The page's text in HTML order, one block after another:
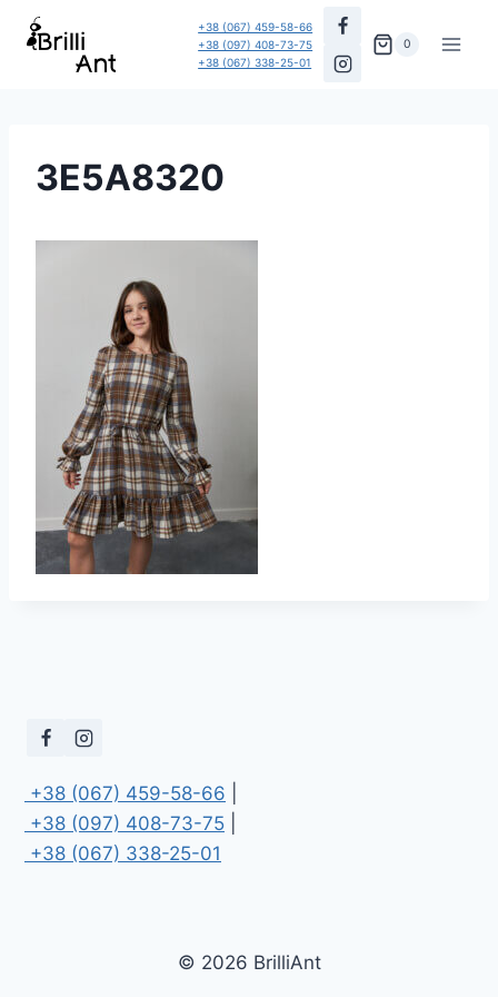
Перейти
+38 (067) 459-58-66
+38 (097) 408-73-75
+38 (067) 338-25-01
0
3E5A8320
+38 (067) 459-58-66
+38 (097) 408-73-75
+38 (067) 338-25-01
© 2026 BrilliAnt